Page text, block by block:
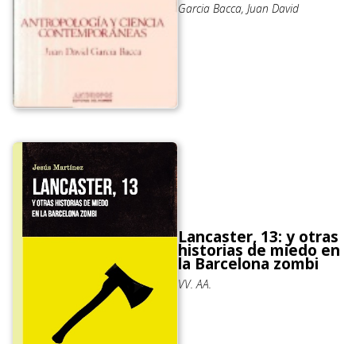
Garcia Bacca, Juan David
Lancaster, 13: y otras
historias de miedo en
la Barcelona zombi
VV. AA.